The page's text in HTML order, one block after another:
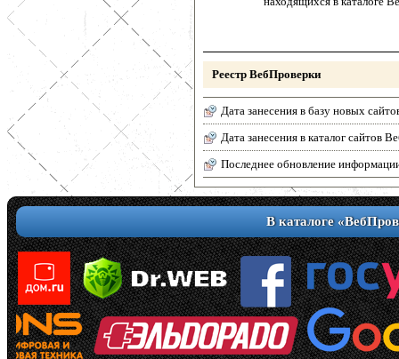
Реестр ВебПроверки
Дата занесения в базу новых
Дата занесения в каталог сайтов
Последнее обновление
В каталоге